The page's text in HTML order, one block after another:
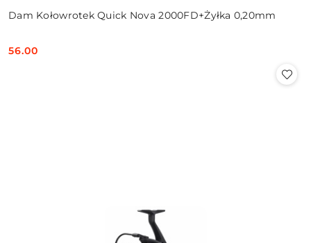
Dam Kołowrotek Quick Nova 2000FD+Żyłka 0,20mm
Cena:
56.00